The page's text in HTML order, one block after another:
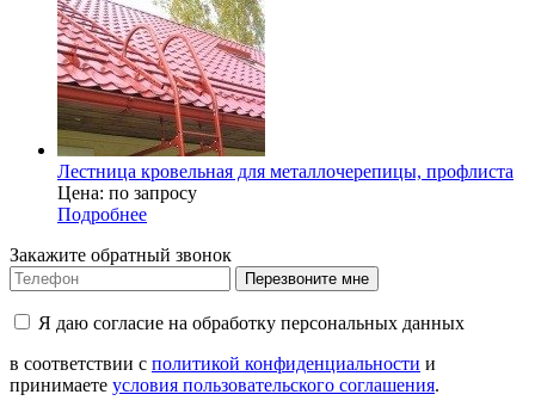
Лестница кровельная для металлочерепицы, профлиста
Цена: по запросу
Подробнее
Закажите обратный звонок
Перезвоните мне
Я даю согласие на обработку персональных данных
в соответствии с политикой конфиденциальности и
принимаете условия пользовательского соглашения.